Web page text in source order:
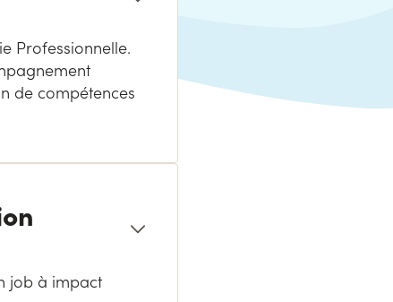
Professionnelle.
de compétences
job à impact